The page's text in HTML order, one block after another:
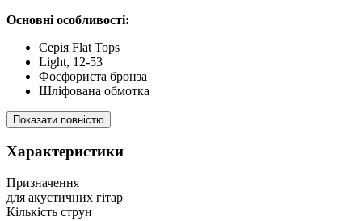
Основні особливості:
Серія Flat Tops
Light, 12-53
Фосфориста бронза
Шліфована обмотка
Показати повністю
Характеристики
Призначення
для акустичних гітар
Кількість струн